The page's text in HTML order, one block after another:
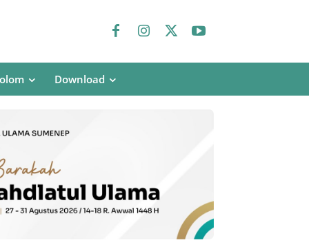
Download